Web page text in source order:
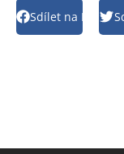
Sdílet na